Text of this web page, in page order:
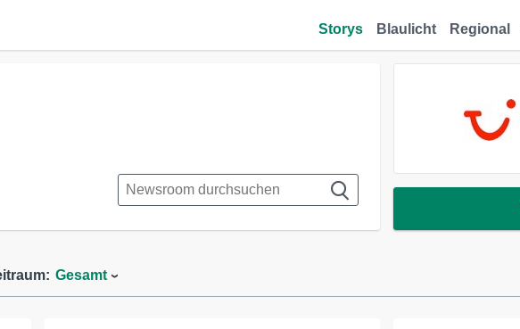
Storys Blaulicht Regional
Gesamt